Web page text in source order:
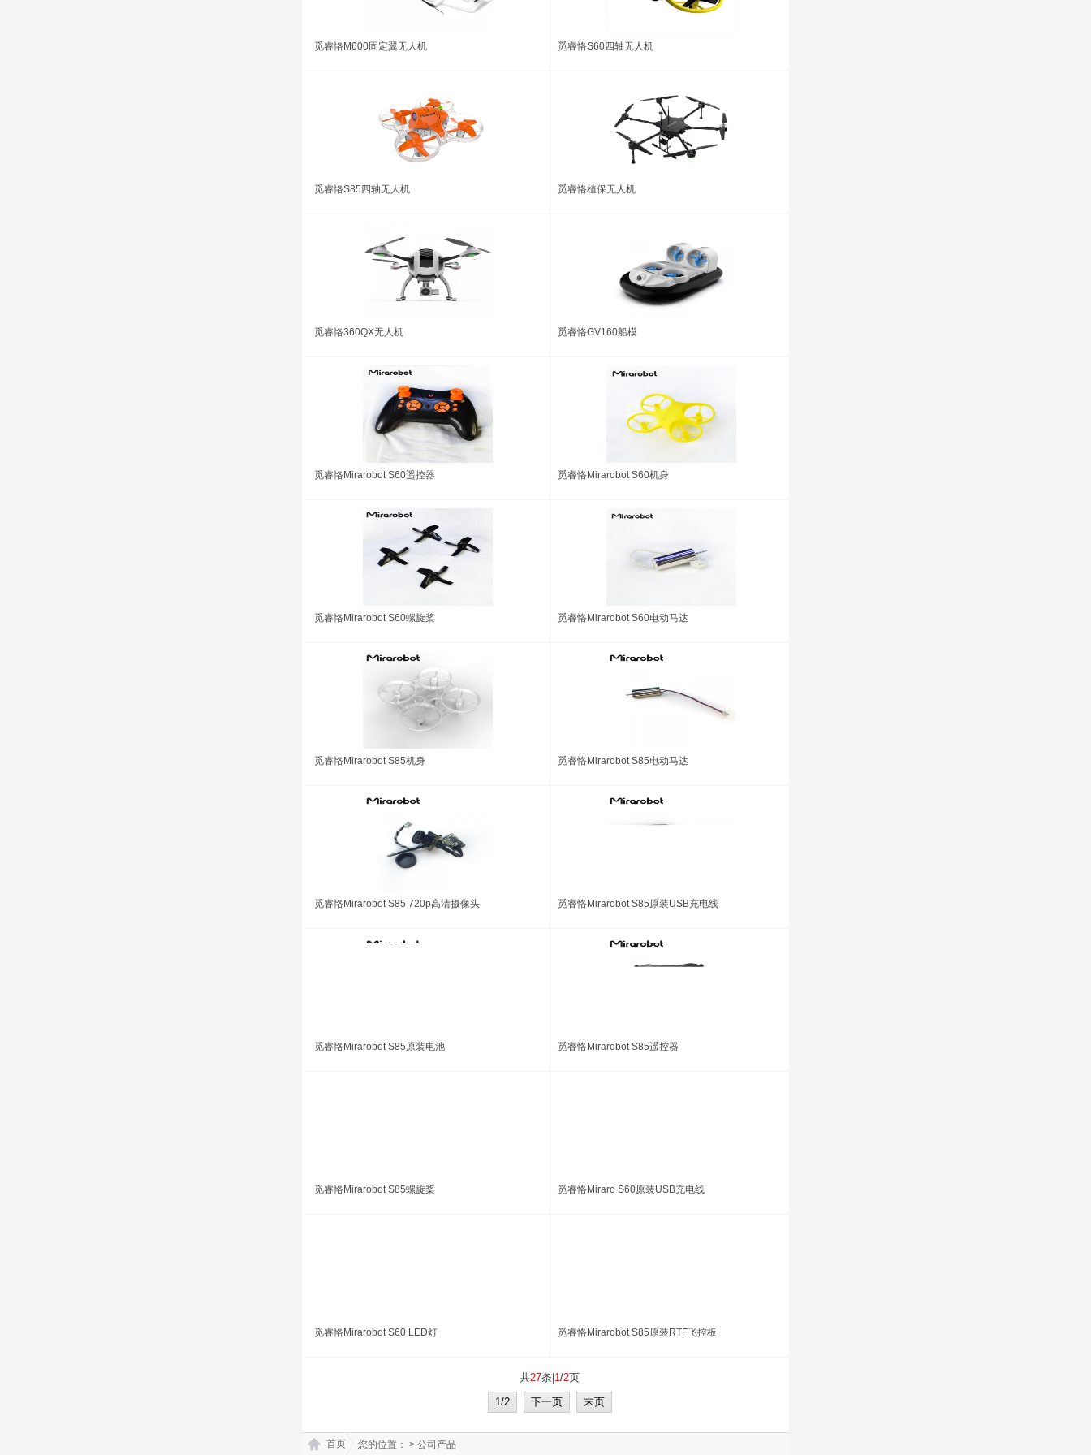
觅睿恪M600固定翼无人机 觅睿恪S60四轴无人机
觅睿恪S85四轴无人机 觅睿恪植保无人机
觅睿恪360QX无人机 觅睿恪GV160船模
觅睿恪Mirarobot S60遥控器 觅睿恪Mirarobot S60机身
觅睿恪Mirarobot S60螺旋桨 觅睿恪Mirarobot S60电动马达
觅睿恪Mirarobot S85机身 觅睿恪Mirarobot S85电动马达
觅睿恪Mirarobot S85 720p高清摄像头 觅睿恪Mirarobot S85原装USB充电线
觅睿恪Mirarobot S85原装电池 觅睿恪Mirarobot S85遥控器
觅睿恪Mirarobot S85螺旋桨 觅睿恪Miraro S60原装USB充电线
觅睿恪Mirarobot S60 LED灯 觅睿恪Mirarobot S85原装RTF飞控板
共27条| 1/2页
1/2
下一页 末页
您的位置：
首页 > 公司产品